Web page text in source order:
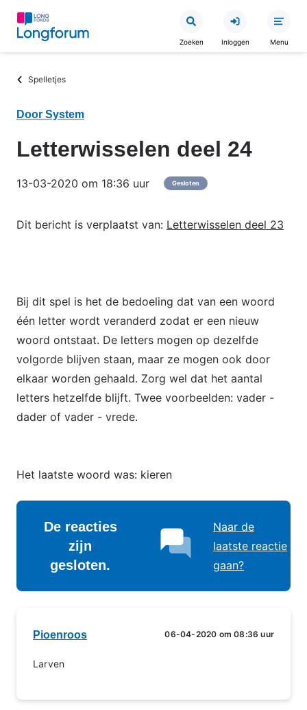
Overslaan
inhoud
Zoeken Inloggen Menu
Kruimelpad
Spelletjes
Door System
Letterwisselen deel 24
13-03-2020 om 18:36 uur Gesloten
Dit bericht is verplaatst van: Letterwisselen deel 23
Bij dit spel is het de bedoeling dat van een woord
één letter wordt veranderd zodat er een nieuw
woord ontstaat. De letters mogen op dezelfde
volgorde blijven staan, maar ze mogen ook door
elkaar worden gehaald. Zorg wel dat het aantal
letters hetzelfde blijft. Twee voorbeelden: vader -
dader of vader - vrede.
Het laatste woord was: kieren
De reacties
zijn
gesloten.
Naar de
laatste reactie
gaan?
Pioenroos 06-04-2020 om 08:36 uur
Larven